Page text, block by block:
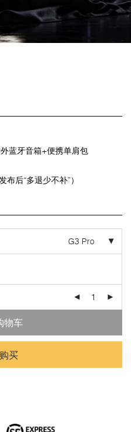
蓝牙音箱+便携单肩包
后“多退少不补”）
G3 Pro
物车
买